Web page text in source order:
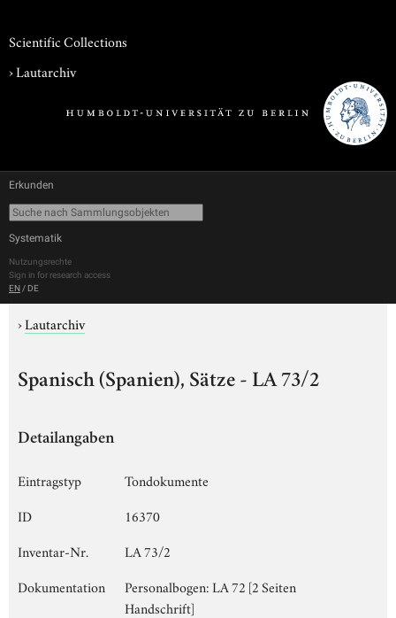
Scientific Collections
›Lautarchiv
Erkunden
Systematik
Nutzungsrechte
Sign in for research access
EN / DE
›Lautarchiv
Spanisch (Spanien), Sätze - LA 73/2
Detailangaben
Eintragstyp
Tondokumente
ID
16370
Inventar-Nr.
LA 73/2
Dokumentation
Personalbogen: LA 72 [2 Seiten
Handschrift]